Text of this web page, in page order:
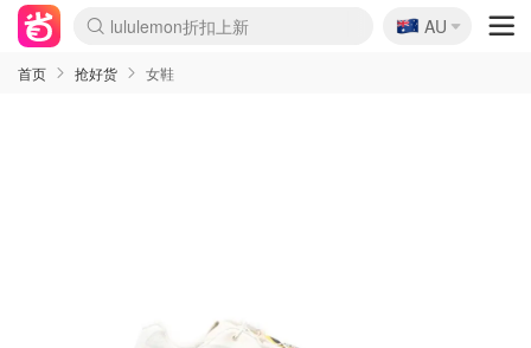
lululemon折扣上新
Sasa美妆护肤3.5折
SSENSE年中3折
FreshBeauty好价汇总
Cettire降价+叠9折
WWS Coles超市实拍
viagogo二手票捡漏
Myer超级周末1折
The Outnet奢牌1折起
David Jones 3折起
Flannels大牌1折
Perfumes Club护肤1折
AMIRO返校季6.2折
Amazon折扣汇总
eToro入金$200送$50
Amazon数码好物
ICONIC本周7.5折
ThedoubleF高奢地板价
Moose Knuckles 6折
丝芙兰5折起
EUFY官网3.7折起
Selenichast首饰2折
Trip机票酒店促销
YSL送5件彩妆礼
Amazon家居好物
Amazon美妆护肤
雅漾大喷$8
过敏原检测盒$33
伊索独家赠50ml沐浴露
科颜氏清仓3折
SEALIFE海洋馆门票6折
丝塔芙大白罐$16
订阅Newsletter送香薰
Cult Beauty 6.8折
Harrods圣诞日历2.3折
LN-CC奢牌私促3折
d'Alba空姐喷雾$16
EVE LOM套装逆天2折
Bernardelli独家4折
Adore Beauty 6折起
CT圣诞日历
Mytheresa奢品2.7折
Luxury Escapes 9折
Currentbody美容仪9折
MOON Garden Live
ALLSAINTS美衣3折
Roborock扫地机3.7折
Tingo Life水杯$24
Valentino官网5折
CR洗发护发6.3折
修丽可套装7.4折
Myer彩妆2件7折
GANNI官网4.5折
Stylevana韩妆4折
Tessabit高奢8.5折
OGX洗护4折
Amazon阿德莱德次日达
卡诗8.5折+赠礼
Philips Hue灯具8折
🇦🇺
AU
首页 抢好货 女鞋